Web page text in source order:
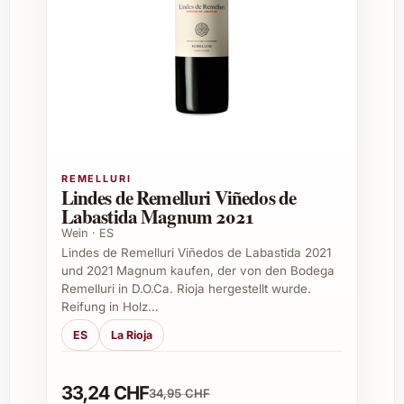
Eleganz im Gaumen
Perfekte Balance zwischen Fruchtigkeit
und Mineralität
Wein aus kontrolliert ökologischem
Anbau (je nach Jahrgang beachten)
Einsatzmöglichkeiten
Martín Codax Vindel 2022 eignet sich
hervorragend für vielseitige Anlässe und
sollte unbedingt ergänzt werden zu:
Sommerliche Gartenpartys und Apéro-
Runden
Feine Meeresfrüchte und Fischgerichte
Feierliche Anlässe wie Weihnachten oder
Geschenke zu Geburtstagen oder als
REMELLURI
Lindes de Remelluri Viñedos de
Labastida Magnum 2021
Wein · ES
Lindes de Remelluri Viñedos de Labastida 2021
und 2021 Magnum kaufen, der von den Bodega
Remelluri in D.O.Ca. Rioja hergestellt wurde.
Reifung in Holz…
ES La Rioja
33,24 CHF34,95 CHF